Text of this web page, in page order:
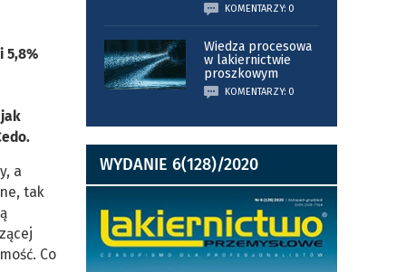
5,8%
a
tak
Co
KOMENTARZY: 0
Wiedza procesowa
w lakiernictwie
proszkowym
KOMENTARZY: 0
WYDANIE 6(128)/2020